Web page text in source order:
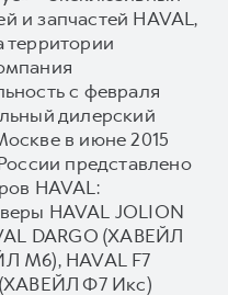
и запчастей HAVAL,
территории
с февраля
дилерский
в июне 2015
представлено
HAVAL:
HAVAL JOLION
DARGO (ХАВЕЙЛ
M6), HAVAL F7
Ф7 Икс)